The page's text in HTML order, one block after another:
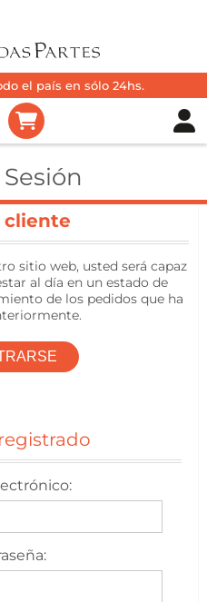
el país en sólo 24hs.
cliente
sitio web, usted será capaz
al día en un estado de
de los pedidos que ha